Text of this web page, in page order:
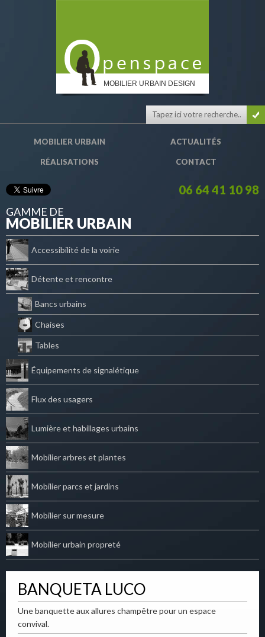
MOBILIER URBAIN DESIGN
MOBILIER URBAIN ACTUALITÉS
RÉALISATIONS CONTACT
06 64 41 10 98
GAMME DE
MOBILIER URBAIN
Accessibilité de la voirie
Détente et rencontre
Bancs urbains
Chaises
Tables
Équipements de signalétique
Flux des usagers
Lumière et habillages urbains
Mobilier arbres et plantes
Mobilier parcs et jardins
Mobilier sur mesure
Mobilier urbain propreté
BANQUETA LUCO
Une banquette aux allures champêtre pour un espace
convival.